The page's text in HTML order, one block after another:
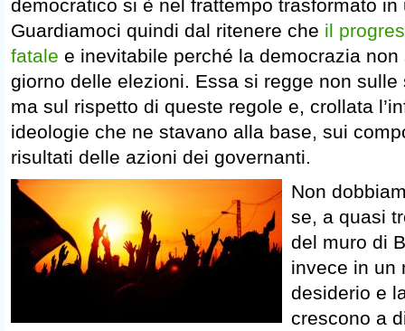
democratico si è nel frattempo trasformato in
Guardiamoci quindi dal ritenere che il
fatale e inevitabile perché la democrazia
giorno delle elezioni. Essa si regge non sulle
ma sul rispetto di queste regole e, crollata
ideologie che ne stavano alla base, sui
risultati delle azioni dei governanti.
Non
se, a quasi
del muro di
invece in un
desiderio e
crescono a